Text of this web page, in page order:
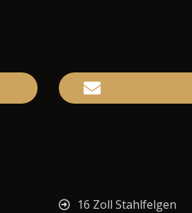
16 Zoll Stahlfelgen